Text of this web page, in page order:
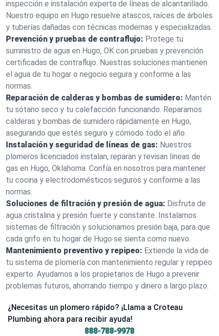
inspección e instalación experta de líneas de alcantarillado.
Nuestro equipo en Hugo resuelve atascos, raíces de árboles
y tuberías dañadas con técnicas modernas y especializadas.
Prevención y pruebas de contraflujo: Protege tu
suministro de agua en Hugo, OK con pruebas y prevención
certificadas de contraflujo. Nuestras soluciones mantienen
el agua de tu hogar o negocio segura y conforme a las
normas.
Reparación de calderas y bombas de sumidero: Mantén
tu sótano seco y tu calefacción funcionando. Reparamos
calderas y bombas de sumidero rápidamente en Hugo,
asegurando que estés seguro y cómodo todo el año.
Instalación y seguridad de líneas de gas: Nuestros
plomeros licenciados instalan, reparan y revisan líneas de
gas en Hugo, Oklahoma. Confía en nosotros para mantener
tu cocina y electrodomésticos seguros y conforme a las
normas.
Soluciones de filtración y presión de agua: Disfruta de
agua cristalina y presión fuerte y constante. Instalamos
sistemas de filtración y solucionamos presión baja, para que
cada grifo en tu hogar de Hugo se sienta como nuevo.
Mantenimiento preventivo y repipeo: Extiende la vida de
tu sistema de plomería con mantenimiento regular y repipeo
experto. Ayudamos a los propietarios de Hugo a prevenir
problemas futuros, ahorrando tiempo y dinero a largo plazo.
¿Necesitas un plomero rápido? ¡Llama a Croteau
Plumbing ahora para recibir ayuda!
888-788-9978